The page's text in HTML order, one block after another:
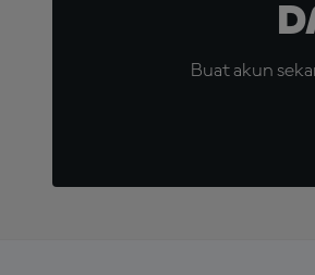
Buat akun